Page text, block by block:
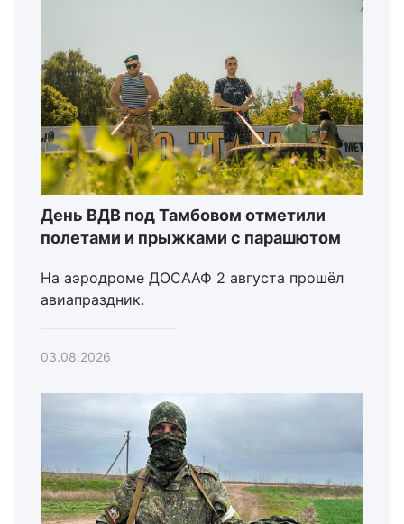
День ВДВ под Тамбовом отметили
полетами и прыжками с парашютом
На аэродроме ДОСААФ 2 августа прошёл
авиапраздник.
03.08.2026